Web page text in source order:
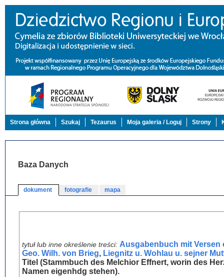
Strona główna Szukaj Tezaurus Moja galeria / Loguj Strony
Baza Danych
dokument fotografie mapa
tytuł lub inne określenie treści: Ausgabenbuch mit Versen
Geo. Wilh. von Brieg, Liegnitz u. Wohlau u. sejner
Titel (Stammbuch des Melchior Effnert, worin des
Namen eigenhdg stehen).